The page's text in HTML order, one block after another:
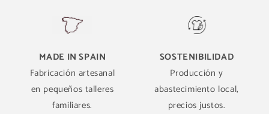
MADE IN SPAIN
Fabricación artesanal
en pequeños talleres
familiares.
SOSTENIBILIDAD
Producción y
abastecimiento local,
precios justos.